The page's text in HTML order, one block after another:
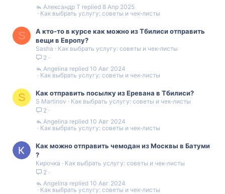
Как выбрать услугу: советы и чек‑листы
8 Апр 2025
Александр Т
S
А кто-то в курсе как можно из Тбилиси отправить
вещи в Европу?
Sasha
Как выбрать услугу: советы и чек‑листы
2
Как выбрать услугу: советы и чек‑листы
10 Авг 2024
Angelina
S Как отправить посылку из Еревана в Тбилиси?
S Martinov
Как выбрать услугу: советы и чек‑листы
2
Как выбрать услугу: советы и чек‑листы
10 Авг 2024
Angelina
Как можно отправить чемодан из Москвы в Батуми
?
Кирочка
Как выбрать услугу: советы и чек‑листы
2
Как выбрать услугу: советы и чек‑листы
10 Авг 2024
Angelina